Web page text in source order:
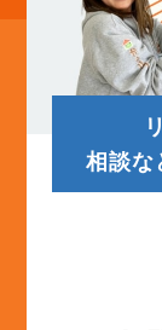
相談な